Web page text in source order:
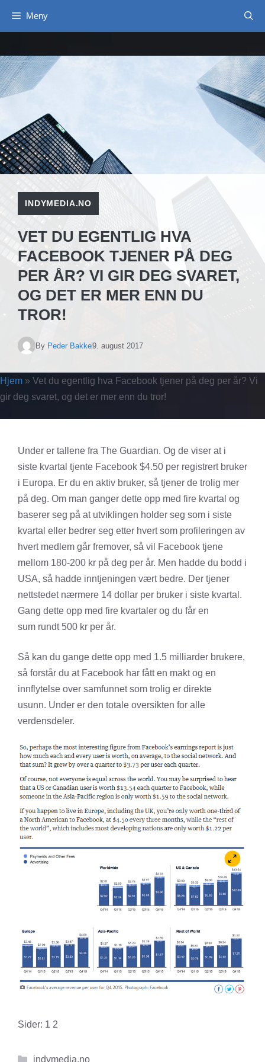
Meny
INDYMEDIA.NO
VET DU EGENTLIG HVA
FACEBOOK TJENER PÅ DEG
PER ÅR? VI GIR DEG SVARET,
OG DET ER MER ENN DU
TROR!
By Peder Bakke9. august 2017
Hjem » Vet du egentlig hva Facebook tjener på deg per år? Vi
gir deg svaret, og det er mer enn du tror!
Under er tallene fra The Guardian. Og de viser at i
siste kvartal tjente Facebook $4.50 per registrert bruker
i Europa. Er du en aktiv bruker, så tjener de trolig mer
på deg. Om man ganger dette opp med fire kvartal og
baserer seg på at utviklingen holder seg som i siste
kvartal eller bedrer seg etter hvert som profileringen av
hvert medlem går fremover, så vil Facebook tjene
mellom 180-200 kr på deg per år. Men hadde du bodd i
USA, så hadde inntjeningen vært bedre. Der tjener
nettstedet nærmere 14 dollar per bruker i siste kvartal.
Gang dette opp med fire kvartaler og du får en
sum rundt 500 kr per år.
Så kan du gange dette opp med 1.5 milliarder brukere,
så forstår du at Facebook har fått en makt og en
innflytelse over samfunnet som trolig er direkte
usunn. Under er den totale oversikten for alle
verdensdeler.
Sider: 1 2
Kategorier
indymedia.no